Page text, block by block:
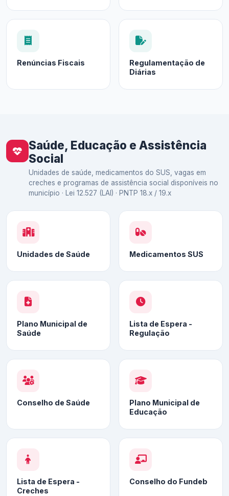
Renúncias Fiscais
Regulamentação de
Diárias
Saúde, Educação e Assistência
Social
Unidades de saúde, medicamentos do SUS, vagas em
creches e programas de assistência social disponíveis no
município · Lei 12.527 (LAI) · PNTP 18.x / 19.x
Unidades de Saúde Medicamentos SUS
Plano Municipal de
Saúde
Lista de Espera -
Regulação
Conselho de Saúde
Plano Municipal de
Educação
Lista de Espera -
Creches
Conselho do Fundeb